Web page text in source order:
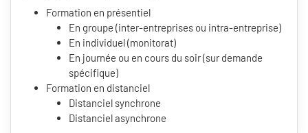
Formation en présentiel
En groupe (inter-entreprises ou intra-entreprise)
En individuel (monitorat)
En journée ou en cours du soir (sur demande
spécifique)
Formation en distanciel
Distanciel synchrone
Distanciel asynchrone